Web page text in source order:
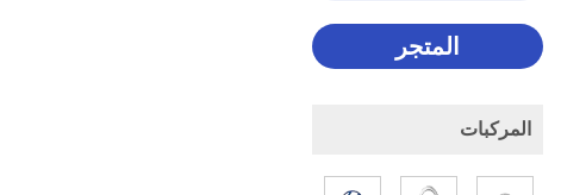
المتجر
المركبات